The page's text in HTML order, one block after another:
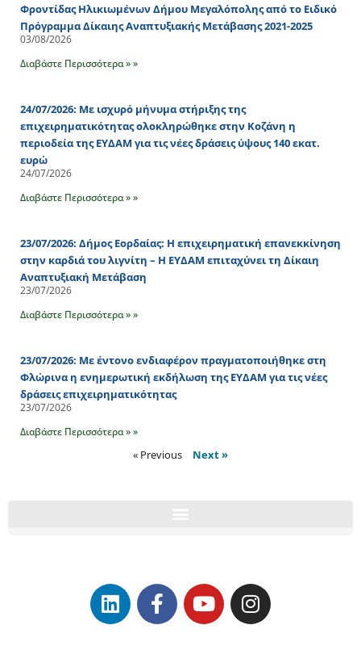
Φροντίδας Ηλικιωμένων Δήμου Μεγαλόπολης από το Ειδικό
Πρόγραμμα Δίκαιης Αναπτυξιακής Μετάβασης 2021-2025
03/08/2026
Διαβάστε Περισσότερα » »
24/07/2026: Με ισχυρό μήνυμα στήριξης της
επιχειρηματικότητας ολοκληρώθηκε στην Κοζάνη η
περιοδεία της ΕΥΔΑΜ για τις νέες δράσεις ύψους 140 εκατ.
ευρώ
24/07/2026
Διαβάστε Περισσότερα » »
23/07/2026: Δήμος Εορδαίας: Η επιχειρηματική επανεκκίνηση
στην καρδιά του λιγνίτη – Η ΕΥΔΑΜ επιταχύνει τη Δίκαιη
Αναπτυξιακή Μετάβαση
23/07/2026
Διαβάστε Περισσότερα » »
23/07/2026: Με έντονο ενδιαφέρον πραγματοποιήθηκε στη
Φλώρινα η ενημερωτική εκδήλωση της ΕΥΔΑΜ για τις νέες
δράσεις επιχειρηματικότητας
23/07/2026
Διαβάστε Περισσότερα » »
« Previous Next »